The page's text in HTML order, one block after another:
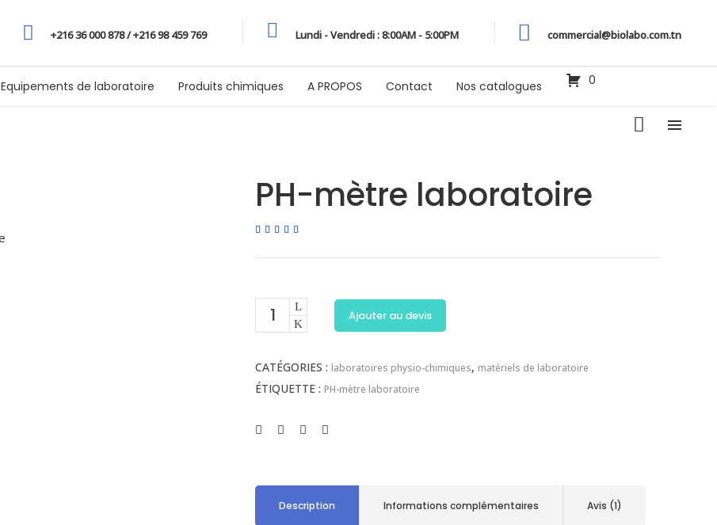
+216 36 000 878 / +216 98 459 769 Lundi - Vendredi : 8:00AM - 5:00PM commercial@biolabo.com.tn
Equipements de laboratoire Produits chimiques A PROPOS Contact Nos catalogues 0
PH-mètre laboratoire
basé
Ajouter au devis
CATÉGORIES : laboratoires physio-chimiques, matériels de laboratoire
ÉTIQUETTE : PH-mètre laboratoire
Description Informations complémentaires Avis (1)